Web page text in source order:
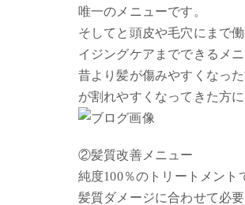
唯一のメニューです。
そしてと頭皮や毛穴にまで
イジングケアまでできるメニ
昔より髪が傷みやすくなっ
が割れやすくなってきた方
②髪質改善メニュー
純度100％のトリートメント
髪質ダメージに合わせて必